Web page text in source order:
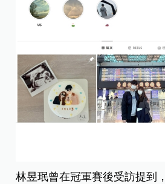
林昱珉曾在冠軍賽後受訪提到